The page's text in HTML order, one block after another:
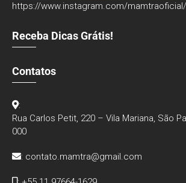
https://www.instagram.com/mamtraoficial/
Receba Dicas Grátis!
Contatos
:
Rua Carlos Petit, 220 – Vila Mariana, São
000
: contato.mamtra@gmail.com